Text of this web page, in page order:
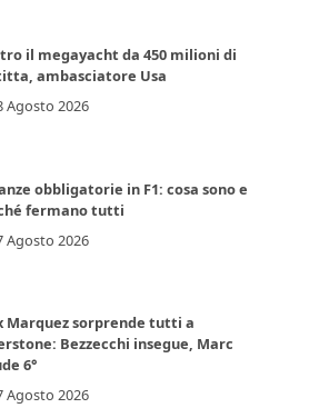
il megayacht da 450 milioni di
ambasciatore Usa
Agosto 2026
obbligatorie in F1: cosa sono e
fermano tutti
Agosto 2026
Marquez sorprende tutti a
Bezzecchi insegue, Marc
6°
Agosto 2026